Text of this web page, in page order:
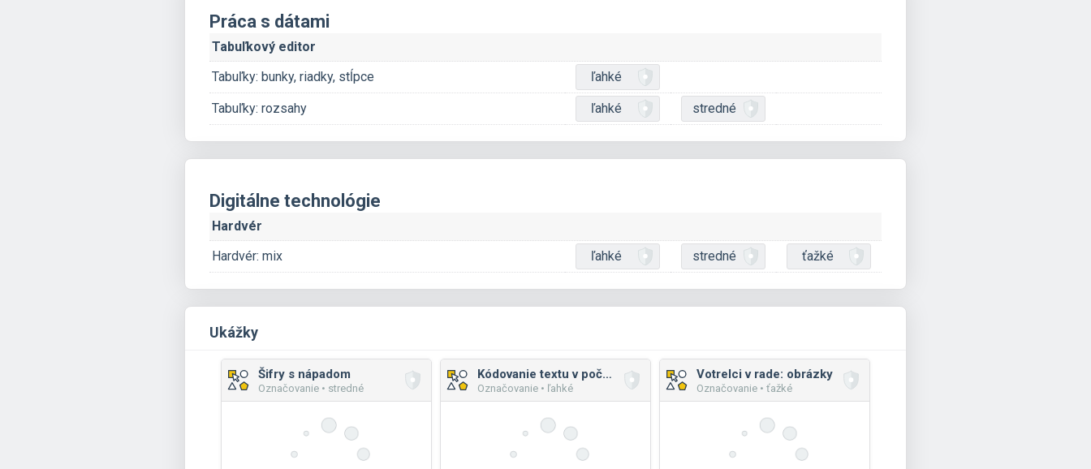
Práca s dátami
Tabuľkový editor
Tabuľky: bunky, riadky, stĺpce
ľahké
Tabuľky: rozsahy ľahké stredné
Digitálne technológie
Hardvér
Hardvér: mix
ľahké stredné ťažké
Ukážky
Šifry s nápadom
Označovanie • stredné
Kódovanie textu v počítačoch
Označovanie • ľahké
Votrelci v rade: obrázky
Označovanie • ťažké